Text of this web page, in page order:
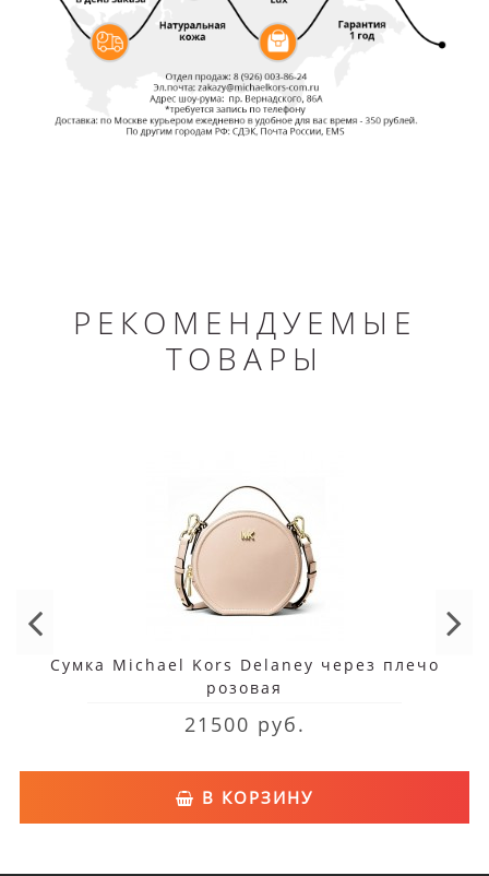
РЕКОМЕНДУЕМЫЕ
ТОВАРЫ
Сумка Michael Kors Delaney через плечо
розовая
21500 руб.
В КОРЗИНУ